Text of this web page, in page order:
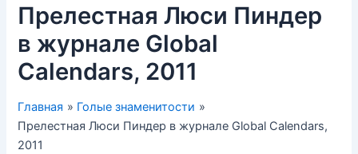
Прелестная Люси Пиндер
в журнале Global
Calendars, 2011
Главная
Голые знаменитости
Прелестная Люси Пиндер в журнале Global Calendars,
2011